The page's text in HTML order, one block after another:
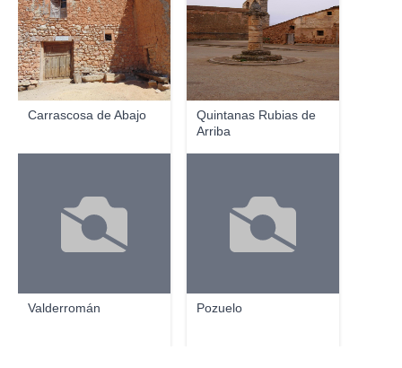
Carrascosa de Abajo
Quintanas Rubias de
Arriba
Valderromán Pozuelo